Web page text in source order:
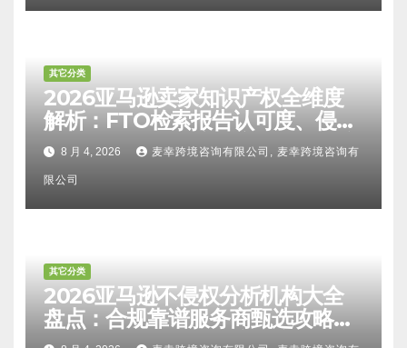
其它分类
2026亚马逊卖家知识产权全维度
解析：FTO检索报告认可度、侵权
比对区别、TRO应诉方法及服务商
甄选避坑全攻略
8 月 4, 2026 麦幸跨境咨询有限公司, 麦幸跨境咨询有
限公司
其它分类
2026亚马逊不侵权分析机构大全
盘点：合规靠谱服务商甄选攻略、
避坑FAQ及标杆机构实力详解